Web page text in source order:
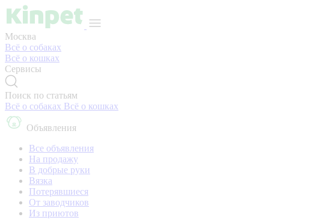
Москва
Всё о собаках
Всё о кошках
Сервисы
Поиск по статьям
Всё о собаках Всё о кошках
Объявления
Все объявления
На продажу
В добрые руки
Вязка
Потерявшиеся
От заводчиков
Из приютов